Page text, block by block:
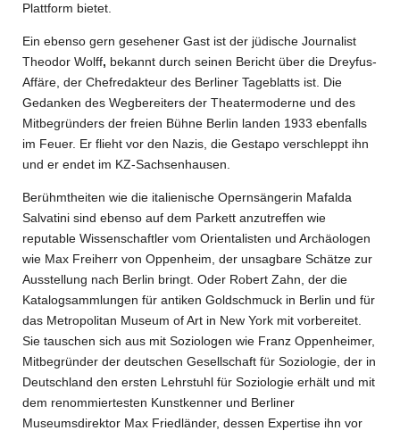
Plattform bietet.
Ein ebenso gern gesehener Gast ist der jüdische Journalist
Theodor Wolff, bekannt durch seinen Bericht über die Dreyfus-
Affäre, der Chefredakteur des Berliner Tageblatts ist. Die
Gedanken des Wegbereiters der Theatermoderne und des
Mitbegründers der freien Bühne Berlin landen 1933 ebenfalls
im Feuer. Er flieht vor den Nazis, die Gestapo verschleppt ihn
und er endet im KZ-Sachsenhausen.
Berühmtheiten wie die italienische Opernsängerin Mafalda
Salvatini sind ebenso auf dem Parkett anzutreffen wie
reputable Wissenschaftler vom Orientalisten und Archäologen
wie Max Freiherr von Oppenheim, der unsagbare Schätze zur
Ausstellung nach Berlin bringt. Oder Robert Zahn, der die
Katalogsammlungen für antiken Goldschmuck in Berlin und für
das Metropolitan Museum of Art in New York mit vorbereitet.
Sie tauschen sich aus mit Soziologen wie Franz Oppenheimer,
Mitbegründer der deutschen Gesellschaft für Soziologie, der in
Deutschland den ersten Lehrstuhl für Soziologie erhält und mit
dem renommiertesten Kunstkenner und Berliner
Museumsdirektor Max Friedländer, dessen Expertise ihn vor